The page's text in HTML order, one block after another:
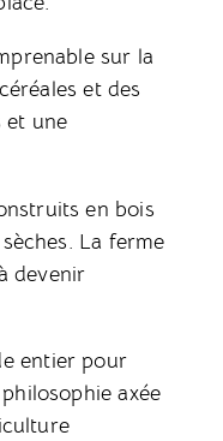
sur la
et des
et une
en bois
La ferme
devenir
entier pour
axée